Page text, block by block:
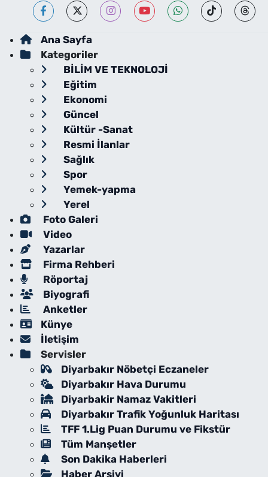
Ana Sayfa
Kategoriler
BİLİM VE TEKNOLOJİ
Eğitim
Ekonomi
Güncel
Kültür -Sanat
Resmi İlanlar
Sağlık
Spor
Yemek-yapma
Yerel
Foto Galeri
Video
Yazarlar
Firma Rehberi
Röportaj
Biyografi
Anketler
Künye
İletişim
Servisler
Diyarbakır Nöbetçi Eczaneler
Diyarbakır Hava Durumu
Diyarbakir Namaz Vakitleri
Diyarbakır Trafik Yoğunluk Haritası
TFF 1.Lig Puan Durumu ve Fikstür
Tüm Manşetler
Son Dakika Haberleri
Haber Arşivi